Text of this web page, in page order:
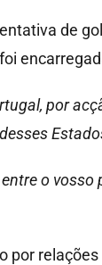
de
por
o
por